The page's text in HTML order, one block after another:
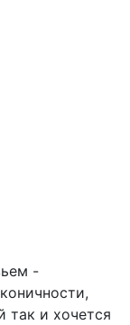
-
так и хочется